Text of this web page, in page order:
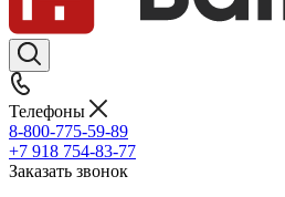
Телефоны
8-800-775-59-89
+7 918 754-83-77
Заказать звонок